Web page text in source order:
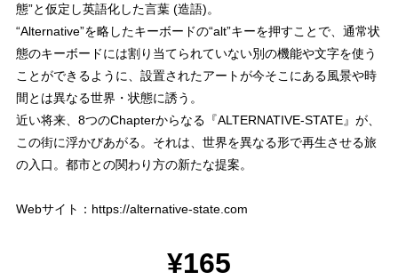
態”と仮定し英語化した言葉 (造語)。
“Alternative”を略したキーボードの“alt”キーを押すことで、通常状
態のキーボードには割り当てられていない別の機能や文字を使う
ことができるように、設置されたアートが今そこにある風景や時
間とは異なる世界・状態に誘う。
近い将来、8つのChapterからなる『ALTERNATIVE-STATE』が、
この街に浮かびあがる。それは、世界を異なる形で再生させる旅
の入口。都市との関わり方の新たな提案。
Webサイト： https://alternative-state.com
¥165